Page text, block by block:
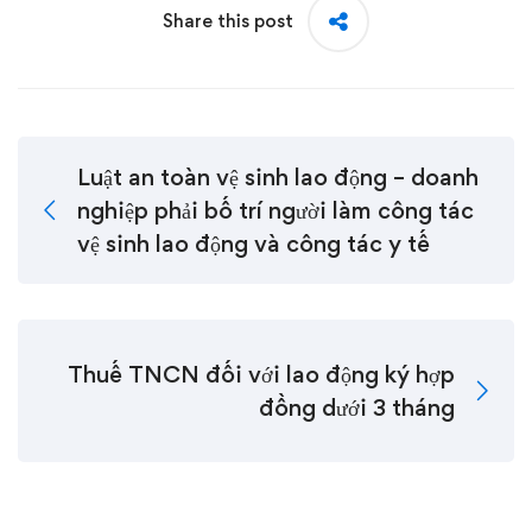
Share this post
Luật an toàn vệ sinh lao động – doanh
nghiệp phải bố trí người làm công tác
vệ sinh lao động và công tác y tế
Thuế TNCN đối với lao động ký hợp
đồng dưới 3 tháng